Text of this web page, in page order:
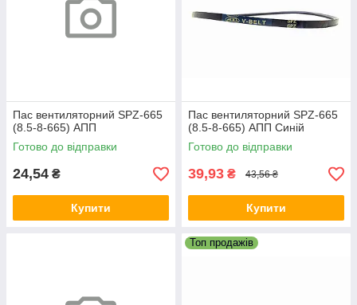
Пас вентиляторний SPZ-665
(8.5-8-665) АПП
Готово до відправки
24,54 ₴
Купити
Пас вентиляторний SPZ-665
(8.5-8-665) АПП Синій
Готово до відправки
39,93 ₴ 43,56 ₴
Купити
Топ продажів